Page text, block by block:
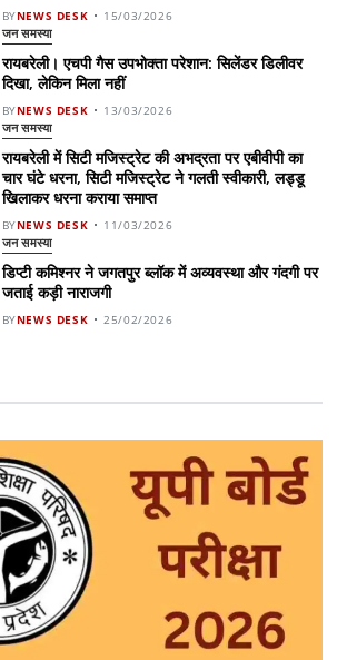
BYNEWS DESK 15/03/2026
जन समस्या
रायबरेली। एचपी गैस उपभोक्ता परेशान: सिलेंडर डिलीवर
दिखा, लेकिन मिला नहीं
BYNEWS DESK 13/03/2026
जन समस्या
रायबरेली में सिटी मजिस्ट्रेट की अभद्रता पर एबीवीपी का
चार घंटे धरना, सिटी मजिस्ट्रेट ने गलती स्वीकारी, लड्डू
खिलाकर धरना कराया समाप्त
BYNEWS DESK 11/03/2026
जन समस्या
डिप्टी कमिश्नर ने जगतपुर ब्लॉक में अव्यवस्था और गंदगी पर
जताई कड़ी नाराजगी
BYNEWS DESK 25/02/2026